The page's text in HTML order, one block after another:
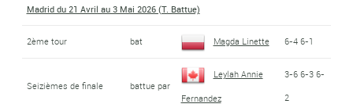
Madrid du 21 Avril au 3 Mai 2026 (T. Battue)
2ème tour bat Magda Linette 6-4 6-1
Seizièmes de finale battue par
Leylah Annie
Fernandez
3-6 6-3 6-
2